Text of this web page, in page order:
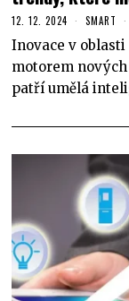
12. 12. 2024 SMART
Inovace v
motorem
patří umělá